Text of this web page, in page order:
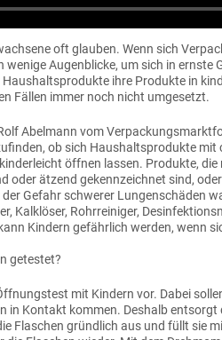
oft glauben. Wenn sich
Augenblicke, um sich in ernste
ihre Produkte in
Fällen immer noch nicht umgesetzt.
Abelmann vom
ob sich Haushaltsprodukte mit
öffnen lassen. Produkte, die
oder ätzend gekennzeichnet sind,
Gefahr schwerer Lungenschäden
Kalklöser, Rohrreiniger,
Kindern gefährlich werden, wenn
getestet?
mit Kindern vor. Dabei
Kontakt kommen. Deshalb entsorgt
Flaschen gründlich aus und füllt sie